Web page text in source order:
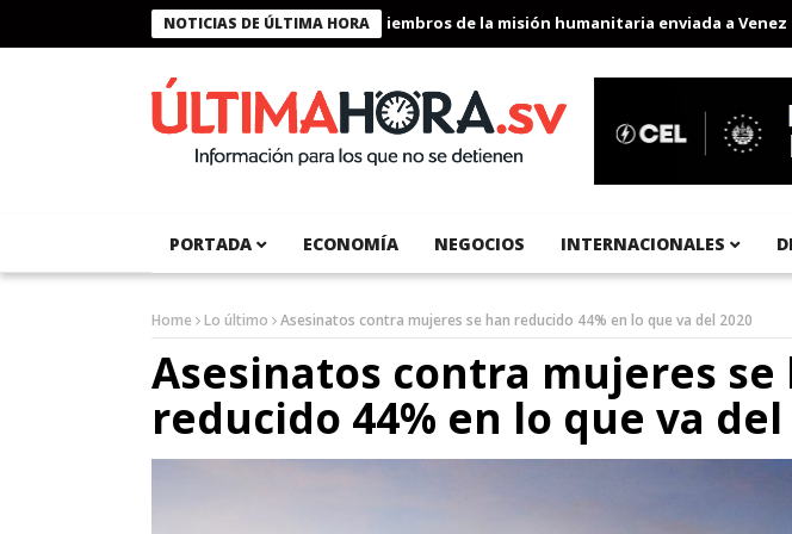
NOTICIAS DE ÚLTIMA HORA
Presidente Bukele condecora a miembros de la misión humanitaria enviada a Venezuela
PORTADA ECONOMÍA NEGOCIOS INTERNACIONALES
Home Lo último Asesinatos contra mujeres se han reducido 44% en lo que va del 2020
Asesinatos contra mujeres se
reducido 44% en lo que va del